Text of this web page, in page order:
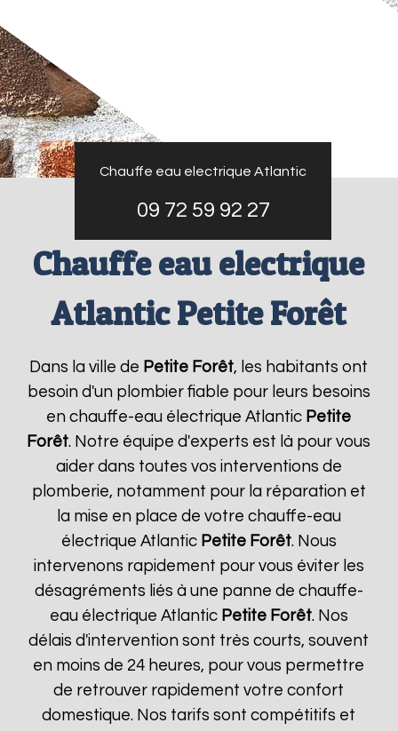
Chauffe eau electrique Atlantic
09 72 59 92 27
Chauffe eau electrique
Atlantic Petite Forêt
Dans la ville de Petite Forêt, les habitants ont
besoin d'un plombier fiable pour leurs besoins
en chauffe-eau électrique Atlantic Petite
Forêt. Notre équipe d'experts est là pour vous
aider dans toutes vos interventions de
plomberie, notamment pour la réparation et
la mise en place de votre chauffe-eau
électrique Atlantic Petite Forêt. Nous
intervenons rapidement pour vous éviter les
désagréments liés à une panne de chauffe-
eau électrique Atlantic Petite Forêt. Nos
délais d'intervention sont très courts, souvent
en moins de 24 heures, pour vous permettre
de retrouver rapidement votre confort
domestique. Nos tarifs sont compétitifs et